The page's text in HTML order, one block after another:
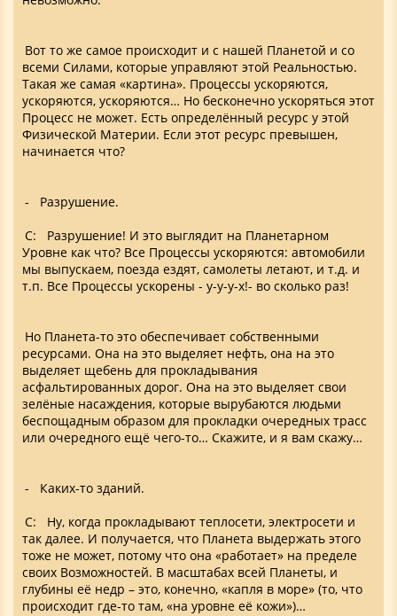
Вот то же самое происходит и с нашей Планетой и со
всеми Силами, которые управляют этой Реальностью.
Такая же самая «картина». Процессы ускоряются,
ускоряются, ускоряются… Но бесконечно ускоряться этот
Процесс не может. Есть определённый ресурс у этой
Физической Материи. Если этот ресурс превышен,
начинается что?
- Разрушение.
С: Разрушение! И это выглядит на Планетарном
Уровне как что? Все Процессы ускоряются: автомобили
мы выпускаем, поезда ездят, самолеты летают, и т.д. и
т.п. Все Процессы ускорены - у-у-у-х!- во сколько раз!
Но Планета-то это обеспечивает собственными
ресурсами. Она на это выделяет нефть, она на это
выделяет щебень для прокладывания
асфальтированных дорог. Она на это выделяет свои
зелёные насаждения, которые вырубаются людьми
беспощадным образом для прокладки очередных трасс
или очередного ещё чего-то… Скажите, и я вам скажу…
- Каких-то зданий.
С: Ну, когда прокладывают теплосети, электросети и
так далее. И получается, что Планета выдержать этого
тоже не может, потому что она «работает» на пределе
своих Возможностей. В масштабах всей Планеты, и
глубины её недр – это, конечно, «капля в море» (то, что
происходит где-то там, «на уровне её кожи»)…